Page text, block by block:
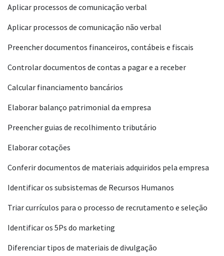
Aplicar processos de comunicação verbal
Aplicar processos de comunicação não verbal
Preencher documentos financeiros, contábeis e fiscais
Controlar documentos de contas a pagar e a receber
Calcular financiamento bancários
Elaborar balanço patrimonial da empresa
Preencher guias de recolhimento tributário
Elaborar cotações
Conferir documentos de materiais adquiridos pela empresa
Identificar os subsistemas de Recursos Humanos
Triar currículos para o processo de recrutamento e seleção
Identificar os 5Ps do marketing
Diferenciar tipos de materiais de divulgação